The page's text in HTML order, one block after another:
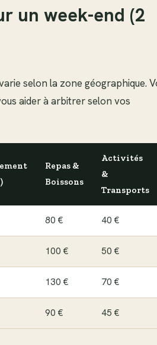
un week-end (2
selon la zone géographique.
aider à arbitrer selon vos
Repas &
Boissons
Activités
&
Transports
80 € 40 €
100 € 50 €
130 € 70 €
90 € 45 €